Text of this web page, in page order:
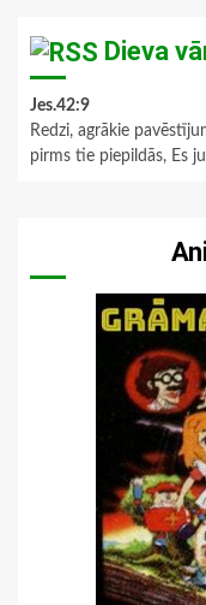
Dieva
Jes.42:9
Redzi, agrākie
pirms tie piepildās, Es